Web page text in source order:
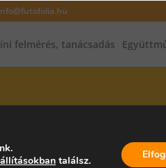
felmérés, tanácsadás
INFRAPANEL,
találsz.